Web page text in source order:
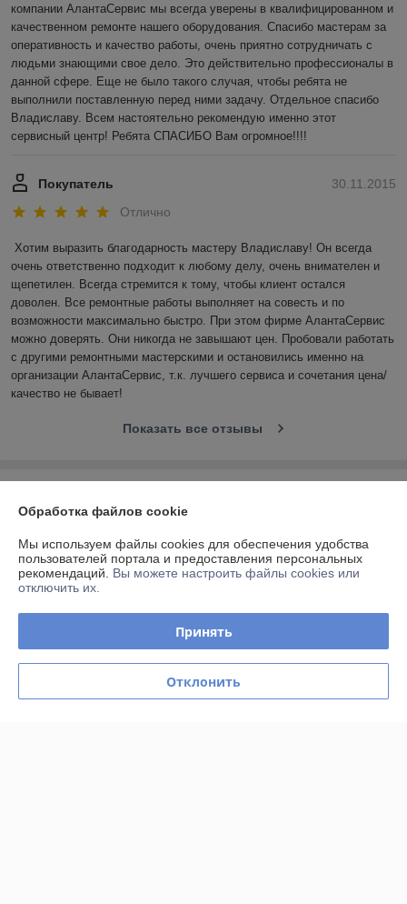
компании АлантаСервис мы всегда уверены в квалифицированном и
качественном ремонте нашего оборудования. Спасибо мастерам за
оперативность и качество работы, очень приятно сотрудничать с
людьми знающими свое дело. Это действительно профессионалы в
данной сфере. Еще не было такого случая, чтобы ребята не
выполнили поставленную перед ними задачу. Отдельное спасибо
Владиславу. Всем настоятельно рекомендую именно этот
сервисный центр! Ребята СПАСИБО Вам огромное!!!!
30.11.2015
Покупатель
Отлично
Хотим выразить благодарность мастеру Владиславу! Он всегда
очень ответственно подходит к любому делу, очень внимателен и
щепетилен. Всегда стремится к тому, чтобы клиент остался
доволен. Все ремонтные работы выполняет на совесть и по
возможности максимально быстро. При этом фирме АлантаСервис
можно доверять. Они никогда не завышают цен. Пробовали работать
с другими ремонтными мастерскими и остановились именно на
организации АлантаСервис, т.к. лучшего сервиса и сочетания цена/
качество не бывает!
Показать все отзывы
Доставка и оплата
График работы
Полная версия сайта
Политика обработки cookies
Обработка файлов cookie
Мы используем файлы cookies для обеспечения удобства
пользователей портала и предоставления персональных
рекомендаций. Вы можете настроить файлы cookies или
отключить их.
Принять
Отклонить